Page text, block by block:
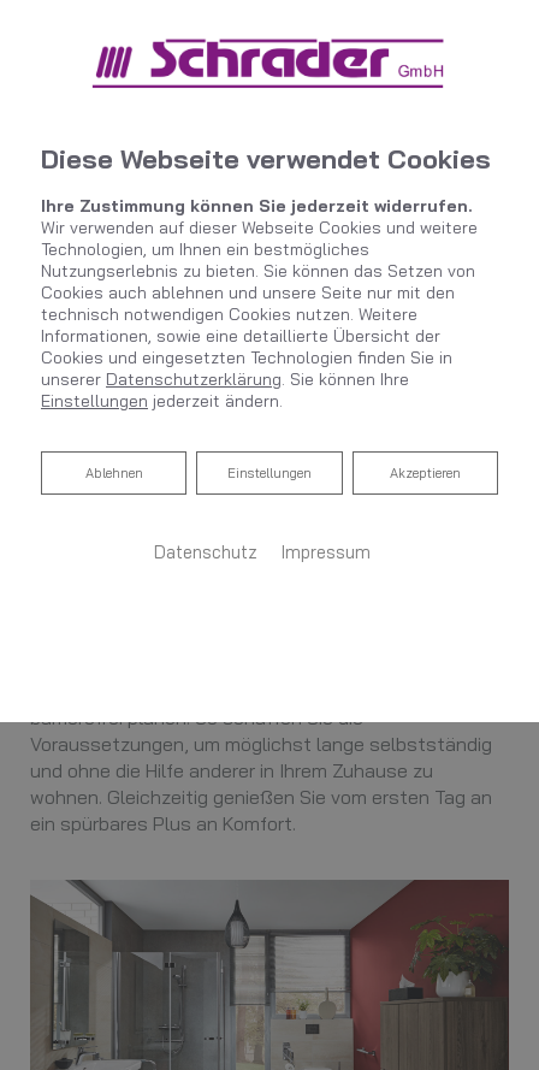
Barrierefreies Bad
von Schrader GmbH
barrierefrei planen. So schaffen Sie die
Voraussetzungen, um möglichst lange selbstständig
und ohne die Hilfe anderer in Ihrem Zuhause zu
wohnen. Gleichzeitig genießen Sie vom ersten Tag an
ein spürbares Plus an Komfort.
Diese Webseite verwendet Cookies
Ihre Zustimmung können Sie jederzeit widerrufen.
Wir verwenden auf dieser Webseite Cookies und weitere
Technologien, um Ihnen ein bestmögliches
Nutzungserlebnis zu bieten. Sie können das Setzen von
Cookies auch ablehnen und unsere Seite nur mit den
technisch notwendigen Cookies nutzen. Weitere
Informationen, sowie eine detaillierte Übersicht der
Cookies und eingesetzten Technologien finden Sie in
unserer Datenschutzerklärung. Sie können Ihre
Einstellungen jederzeit ändern.
Akzeptieren
Einstellungen
Ablehnen
Ablehnen
Datenschutz Impressum